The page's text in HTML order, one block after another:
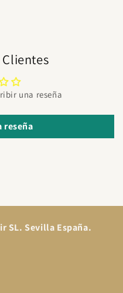
Clientes
una reseña
reseña
SL. Sevilla España.